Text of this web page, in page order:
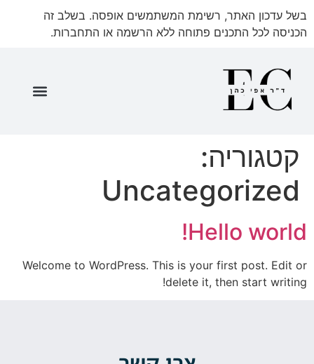
בשל עדכון האתר, רשימת המשתמשים אופסה. בשלב זה
הכניסה לכל התכנים פתוחה ללא הרשמה או התחברות.
קטגוריה:
Uncategorized
Hello world!
Welcome to WordPress. This is your first post. Edit or
delete it, then start writing!